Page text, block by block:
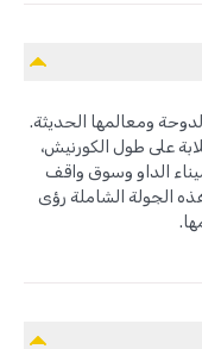
الدوحة ومعالمها الحديثة.
على طول الكورنيش،
الداو وسوق واقف
هذه الجولة الشاملة رؤى